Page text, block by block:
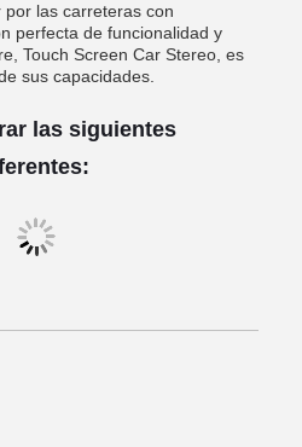
las carreteras con
perfecta de funcionalidad y
Touch Screen Car Stereo, es
sus capacidades.
las siguientes